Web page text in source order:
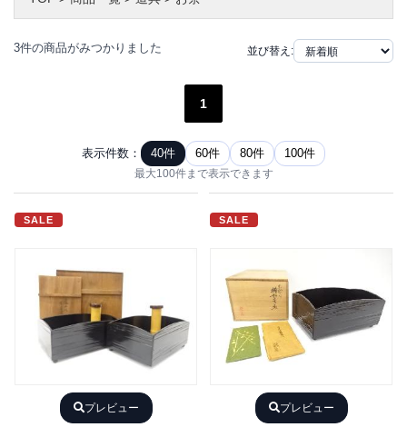
3件の商品がみつかりました 並び替え:
1
表示件数： 40件 60件 80件 100件
最大100件まで表示できます
SALE
プレビュー
SALE
プレビュー